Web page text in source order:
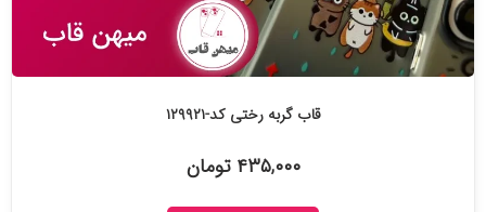
قاب گربه رختی کد-۱۲۹۹۲۱
۴۳۵,۰۰۰ تومان